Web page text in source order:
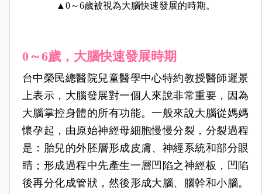
▲0～6歲被視為大腦快速發展的時期。
0～6歲，大腦快速發展時期
台中榮民總醫院兒童醫學中心特約教授醫師遲景
上表示，大腦發展對一個人來說非常重要，因為
大腦掌控身體的所有功能。一般來說大腦從媽媽
懷孕起，由原始神經母細胞慢慢分裂，分裂過程
是：胎兒的外胚層形成皮膚、神經系統和部分眼
睛；形成過程中先產生一層凹陷之神經板，凹陷
後再分化成管狀，然後形成大腦、腦幹和小腦。